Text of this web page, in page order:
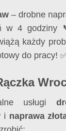
– drobne
w 4
każdy
do pracy!
usługi
i naprawa